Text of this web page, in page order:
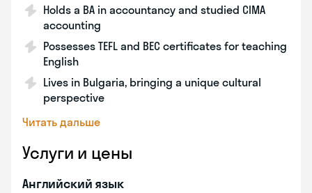
Holds a BA in accountancy and studied CIMA
accounting
Possesses TEFL and BEC certificates for teaching
English
Lives in Bulgaria, bringing a unique cultural
perspective
Читать дальше
Услуги и цены
Английский язык